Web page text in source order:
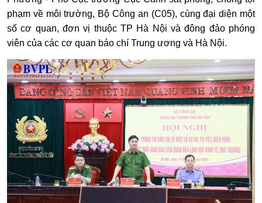
phạm về môi trường, Bộ Công an (C05), cùng đại diện một
số cơ quan, đơn vị thuộc TP Hà Nội và đông đảo phóng
viên của các cơ quan báo chí Trung ương và Hà Nội.